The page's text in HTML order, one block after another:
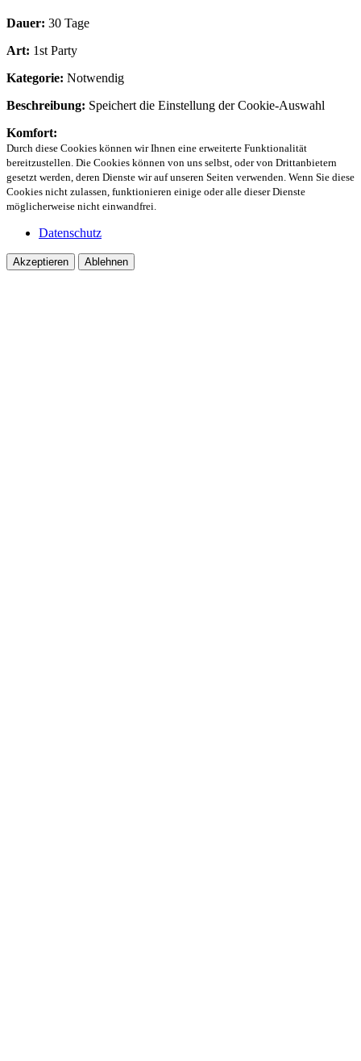
Dauer: 30 Tage
Art: 1st Party
Kategorie: Notwendig
Beschreibung: Speichert die Einstellung der Cookie-Auswahl
Komfort:
Durch diese Cookies können wir Ihnen eine erweiterte Funktionalität
bereitzustellen. Die Cookies können von uns selbst, oder von Drittanbietern
gesetzt werden, deren Dienste wir auf unseren Seiten verwenden. Wenn Sie diese
Cookies nicht zulassen, funktionieren einige oder alle dieser Dienste
möglicherweise nicht einwandfrei.
Datenschutz
Akzeptieren Ablehnen